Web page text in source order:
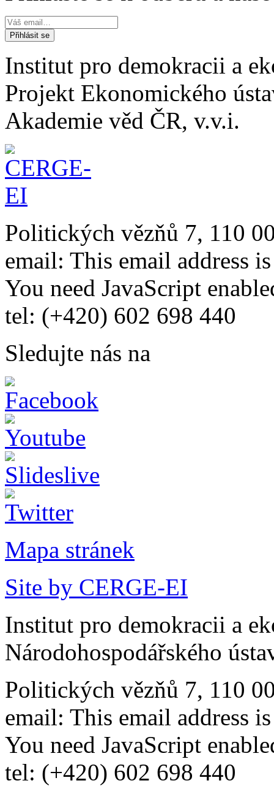
Institut pro demokracii a
Projekt Ekonomického
Akademie věd ČR, v.v.i.
Politických vězňů 7, 110
email: This email address
You need JavaScript
tel: (+420) 602 698 440
Sledujte nás na
Mapa stránek
Site by CERGE-EI
Institut pro demokracii a
Národohospodářského
Politických vězňů 7, 110
email: This email address
You need JavaScript
tel: (+420) 602 698 440